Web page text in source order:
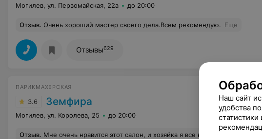
Могилев, ул. Первомайская, 22а до 20:00
Отзыв. Очень хороший мастер своего дела.Всем рекомендую. Еще
Отзывы629
ПАРИКМАХЕРСКАЯ
3.6 Земфира
Могилев, ул. Королева, 25 до 20:00
Отзыв. Мне очень нравится этот салон, и хозяйка я все время хожу только к мастеру Земфира хожу уже лет так 10-15 от самого начала, где бы она не работала,мастер отменный и менять её на другого не хочется, т.к она всегда посоветует и подберет стрижку и
Наш сайт
удобства